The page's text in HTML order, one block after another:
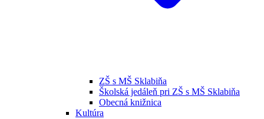
ZŠ s MŠ Sklabiňa
Školská jedáleň pri ZŠ s MŠ Sklabiňa
Obecná knižnica
Kultúra